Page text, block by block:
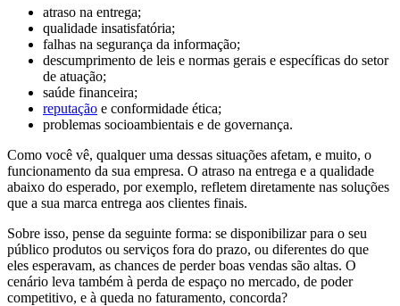
atraso na entrega;
qualidade insatisfatória;
falhas na segurança da informação;
descumprimento de leis e normas gerais e específicas do setor
de atuação;
saúde financeira;
reputação e conformidade ética;
problemas socioambientais e de governança.
Como você vê, qualquer uma dessas situações afetam, e muito, o
funcionamento da sua empresa. O atraso na entrega e a qualidade
abaixo do esperado, por exemplo, refletem diretamente nas soluções
que a sua marca entrega aos clientes finais.
Sobre isso, pense da seguinte forma: se disponibilizar para o seu
público produtos ou serviços fora do prazo, ou diferentes do que
eles esperavam, as chances de perder boas vendas são altas. O
cenário leva também à perda de espaço no mercado, de poder
competitivo, e à queda no faturamento, concorda?